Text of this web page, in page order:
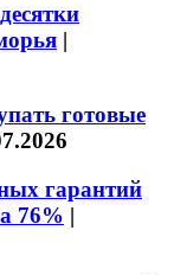
|
готовые
гарантий
76% |